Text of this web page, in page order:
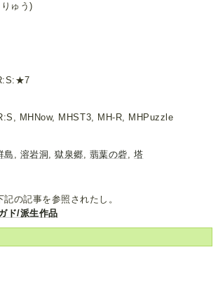
ゅう)
MHNow, MHST3, MH-R, MHPuzzle
島 , 溶岩洞,獄泉郷, 翡葉の砦, 塔
の記事を参照されたし。
ド/派生作品